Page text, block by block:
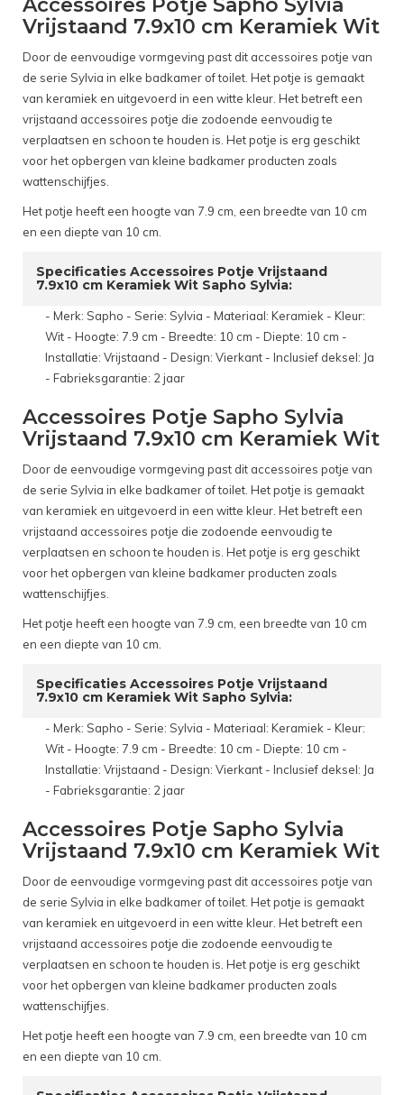
Accessoires Potje Sapho Sylvia
Vrijstaand 7.9x10 cm Keramiek Wit
Door de eenvoudige vormgeving past dit accessoires potje van
de serie Sylvia in elke badkamer of toilet. Het potje is gemaakt
van keramiek en uitgevoerd in een witte kleur. Het betreft een
vrijstaand accessoires potje die zodoende eenvoudig te
verplaatsen en schoon te houden is. Het potje is erg geschikt
voor het opbergen van kleine badkamer producten zoals
wattenschijfjes.
Het potje heeft een hoogte van 7.9 cm, een breedte van 10 cm
en een diepte van 10 cm.
Specificaties Accessoires Potje Vrijstaand
7.9x10 cm Keramiek Wit Sapho Sylvia:
- Merk: Sapho - Serie: Sylvia - Materiaal: Keramiek - Kleur:
Wit - Hoogte: 7.9 cm - Breedte: 10 cm - Diepte: 10 cm -
Installatie: Vrijstaand - Design: Vierkant - Inclusief deksel: Ja
- Fabrieksgarantie: 2 jaar
Accessoires Potje Sapho Sylvia
Vrijstaand 7.9x10 cm Keramiek Wit
Door de eenvoudige vormgeving past dit accessoires potje van
de serie Sylvia in elke badkamer of toilet. Het potje is gemaakt
van keramiek en uitgevoerd in een witte kleur. Het betreft een
vrijstaand accessoires potje die zodoende eenvoudig te
verplaatsen en schoon te houden is. Het potje is erg geschikt
voor het opbergen van kleine badkamer producten zoals
wattenschijfjes.
Het potje heeft een hoogte van 7.9 cm, een breedte van 10 cm
en een diepte van 10 cm.
Specificaties Accessoires Potje Vrijstaand
7.9x10 cm Keramiek Wit Sapho Sylvia:
- Merk: Sapho - Serie: Sylvia - Materiaal: Keramiek - Kleur:
Wit - Hoogte: 7.9 cm - Breedte: 10 cm - Diepte: 10 cm -
Installatie: Vrijstaand - Design: Vierkant - Inclusief deksel: Ja
- Fabrieksgarantie: 2 jaar
Accessoires Potje Sapho Sylvia
Vrijstaand 7.9x10 cm Keramiek Wit
Door de eenvoudige vormgeving past dit accessoires potje van
de serie Sylvia in elke badkamer of toilet. Het potje is gemaakt
van keramiek en uitgevoerd in een witte kleur. Het betreft een
vrijstaand accessoires potje die zodoende eenvoudig te
verplaatsen en schoon te houden is. Het potje is erg geschikt
voor het opbergen van kleine badkamer producten zoals
wattenschijfjes.
Het potje heeft een hoogte van 7.9 cm, een breedte van 10 cm
en een diepte van 10 cm.